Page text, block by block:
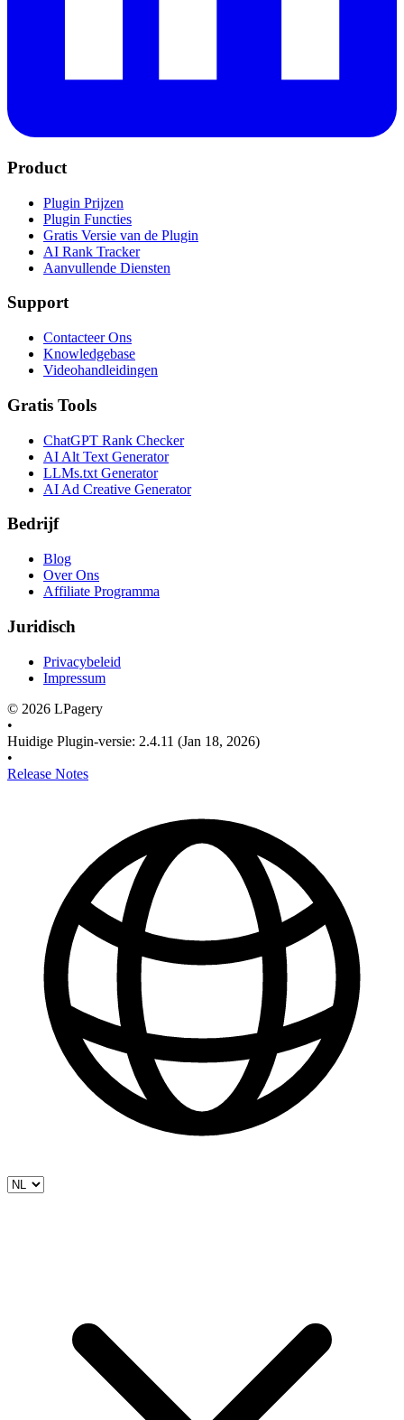
Product
Plugin Prijzen
Plugin Functies
Gratis Versie van de Plugin
AI Rank Tracker
Aanvullende Diensten
Support
Contacteer Ons
Knowledgebase
Videohandleidingen
Gratis Tools
ChatGPT Rank Checker
AI Alt Text Generator
LLMs.txt Generator
AI Ad Creative Generator
Bedrijf
Blog
Over Ons
Affiliate Programma
Juridisch
Privacybeleid
Impressum
© 2026 LPagery
•
Huidige Plugin-versie: 2.4.11 (Jan 18, 2026)
•
Release Notes